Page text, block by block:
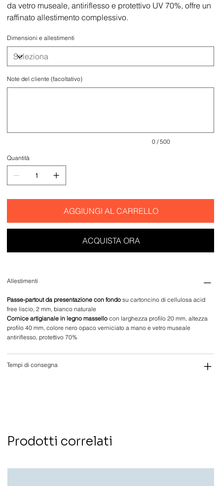
da vetro museale, antiriflesso e protettivo UV 70%, offre un
raffinato allestimento complessivo.
Dimensioni e allestimenti
Note del cliente (facoltativo)
0 / 500
Quantità
AGGIUNGI AL CARRELLO
ACQUISTA ORA
Allestimenti
Passe-partout da presentazione con fondo su cartoncino di cellulosa acid
free liscio, 2 mm, bianco naturale
Cornice artigianale in legno massello con larghezza profilo 20 mm, altezza
profilo 40 mm, colore nero opaco verniciato a mano e vetro museale
antiriflesso, protettivo 70%
Tempi di consegna
Prodotti correlati